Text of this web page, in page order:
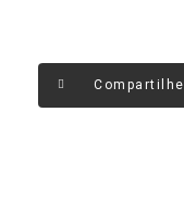
Compartilhe